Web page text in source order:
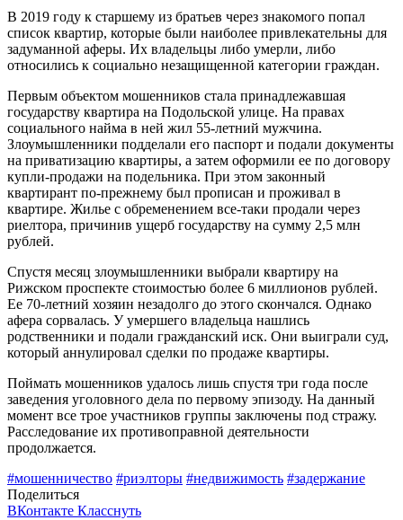
В 2019 году к старшему из братьев через знакомого попал
список квартир, которые были наиболее привлекательны для
задуманной аферы. Их владельцы либо умерли, либо
относились к социально незащищенной категории граждан.
Первым объектом мошенников стала принадлежавшая
государству квартира на Подольской улице. На правах
социального найма в ней жил 55-летний мужчина.
Злоумышленники подделали его паспорт и подали документы
на приватизацию квартиры, а затем оформили ее по договору
купли-продажи на подельника. При этом законный
квартирант по-прежнему был прописан и проживал в
квартире. Жилье с обременением все-таки продали через
риелтора, причинив ущерб государству на сумму 2,5 млн
рублей.
Спустя месяц злоумышленники выбрали квартиру на
Рижском проспекте стоимостью более 6 миллионов рублей.
Ее 70-летний хозяин незадолго до этого скончался. Однако
афера сорвалась. У умершего владельца нашлись
родственники и подали гражданский иск. Они выиграли суд,
который аннулировал сделки по продаже квартиры.
Поймать мошенников удалось лишь спустя три года после
заведения уголовного дела по первому эпизоду. На данный
момент все трое участников группы заключены под стражу.
Расследование их противоправной деятельности
продолжается.
#мошенничество #риэлторы #недвижимость #задержание
Поделиться
ВКонтакте Класснуть